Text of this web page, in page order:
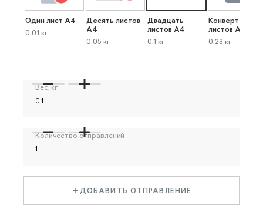
Один лист А4
0.01 кг
Десять листов
А4
0.05 кг
Двадцать
листов А4
0.1 кг
Конверт до 40
листов А4
0.23 кг
Вес, кг
Количество отправлений
ДОБАВИТЬ ОТПРАВЛЕНИЕ